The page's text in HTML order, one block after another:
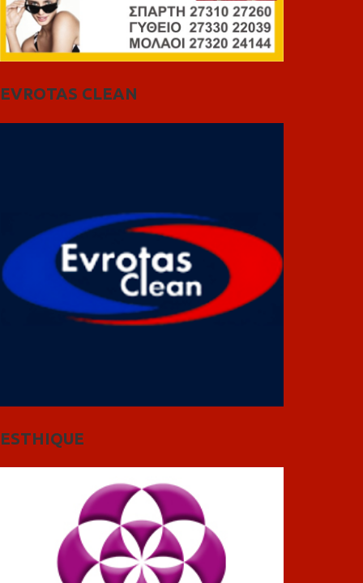
EVROTAS CLEAN
ESTHIQUE